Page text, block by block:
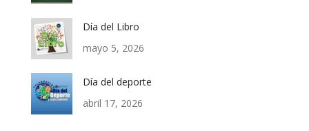
Día del Libro
mayo 5, 2026
Día del deporte
abril 17, 2026